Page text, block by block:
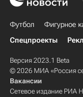
Футбол Фигурное
Спецпроекты
Версия 2023.1 Beta
© 2026 МИА «Россия
Вакансии
Сетевое издание РИА